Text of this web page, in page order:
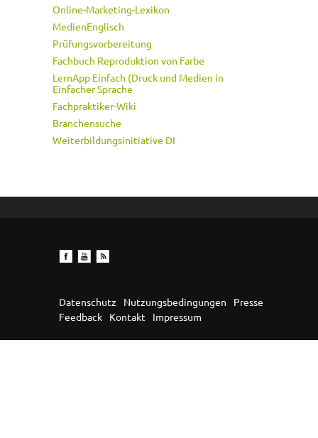
Online-Marketing-Lexikon
MedienEnglisch
Prüfungsvorbereitung
Fachbuch Reproduktion von Farbe
LernApp Einfach (Druck und Medien in
Einfacher Sprache
Fachpraktiker-Wiki
Branchensuche
Weiterbildungsinitiative DI
Datenschutz Nutzungsbedingungen
Presse
Feedback
Kontakt Impressum